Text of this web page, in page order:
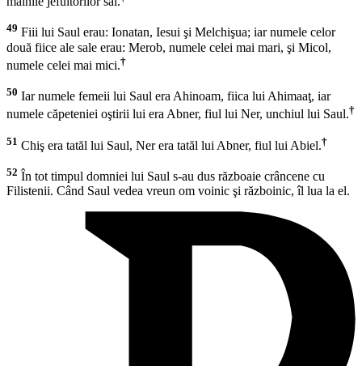
49 Fiii lui Saul erau: Ionatan, Iesui şi Melchişua; iar numele celor
două fiice ale sale erau: Merob, numele celei mai mari, şi Micol,
numele celei mai mici.†
50 Iar numele femeii lui Saul era Ahinoam, fiica lui Ahimaaţ, iar
numele căpeteniei oştirii lui era Abner, fiul lui Ner, unchiul lui Saul.†
51 Chiş era tatăl lui Saul, Ner era tatăl lui Abner, fiul lui Abiel.†
52 În tot timpul domniei lui Saul s-au dus războaie crâncene cu
Filistenii. Când Saul vedea vreun om voinic şi războinic, îl lua la el.